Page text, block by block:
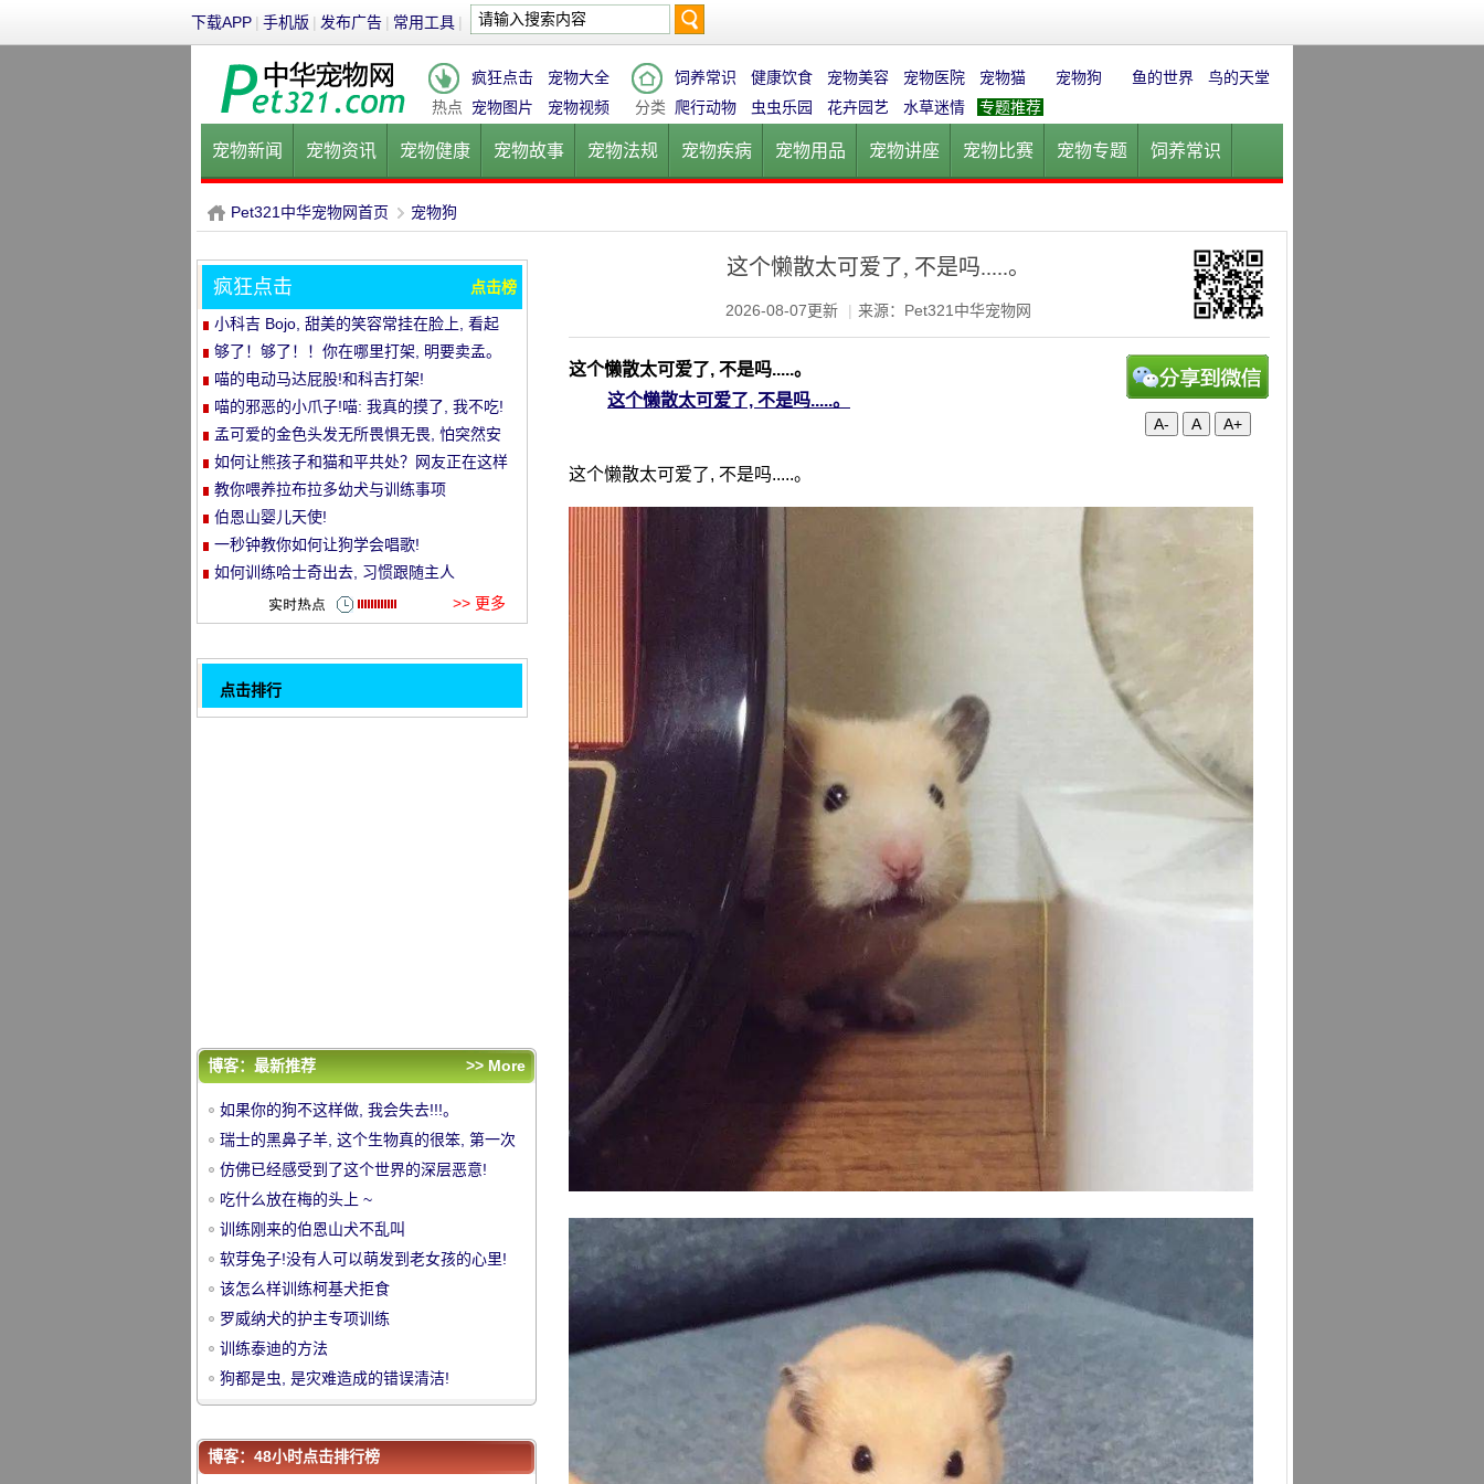
下载APP | 手机版 | 发布广告 | 常用工具 |
索
热点
疯狂点击
宠物大全
宠物图片
宠物视频 分类
饲养常识 健康饮食 宠物美容 宠物医院 宠物猫 宠物狗 鱼的世界
鸟的天堂
爬行动物
虫虫乐园 花卉园艺 水草迷情 专题推荐
宠物新闻 宠物资讯 宠物健康 宠物故事 宠物法规 宠物疾病 宠物用品 宠物讲座 宠物比赛 宠物专题 饲养常识
健康饮食 宠物美容 宠物医院
P
et
中
华
Pet321中华宠物网首页
›
宠物狗
这个懒散太可爱了, 不是吗.....。
2026-08-07更新 | 来源：Pet321中华宠物网
A- A A+
这个懒散太可爱了, 不是吗.....。
这个懒散太可爱了, 不是吗.....。
这个懒散太可爱了, 不是吗.....。
疯狂点击 点击榜
小科吉 Bojo, 甜美的笑容常挂在脸上, 看起
来每天都是超级快乐!爱笑的小短腿, 太治愈!
够了！够了！！你在哪里打架, 明要卖孟。
喵的电动马达屁股!和科吉打架!
喵的邪恶的小爪子!喵: 我真的摸了, 我不吃!
孟可爱的金色头发无所畏惧无畏, 怕突然安
静的空气
如何让熊孩子和猫和平共处？网友正在这样
做..。婴孩必须被充电送..。
教你喂养拉布拉多幼犬与训练事项
伯恩山婴儿天使!
一秒钟教你如何让狗学会唱歌!
如何训练哈士奇出去, 习惯跟随主人
>> 更多
点击排行
评论排行
吃什么放在梅的头上 ~
训练刚来的伯恩山犬不乱叫
软芽兔子!没有人可以萌发到老女孩的心里!
该怎么样训练柯基犬拒食
罗威纳犬的护主专项训练
训练泰迪的方法
狗都是虫, 是灾难造成的错误清洁!
博客：最新推荐 >> More
如果你的狗不这样做, 我会失去!!!。
瑞士的黑鼻子羊, 这个生物真的很笨, 第一次
看到脸上的黑暗和无形的面部特征。
仿佛已经感受到了这个世界的深层恶意!
吃什么放在梅的头上 ~
训练刚来的伯恩山犬不乱叫
软芽兔子!没有人可以萌发到老女孩的心里!
该怎么样训练柯基犬拒食
罗威纳犬的护主专项训练
训练泰迪的方法
狗都是虫, 是灾难造成的错误清洁!
博客：48小时点击排行榜